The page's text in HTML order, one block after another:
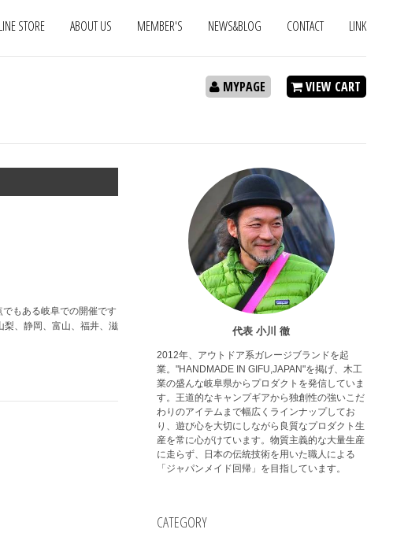
STORE ABOUT US MEMBER'S NEWS&BLOG CONTACT LINK
VIEW CART
MYPAGE
もある岐阜での開催です
梨、静岡、富山、福井、滋
代表 小川 徹
2012年、アウトドア系ガレージブランドを起
業。"HANDMADE IN GIFU,JAPAN"を掲げ、木工
業の盛んな岐阜県からプロダクトを発信していま
す。王道的なキャンプギアから独創性の強いこだ
わりのアイテムまで幅広くラインナップしてお
り、遊び心を大切にしながら良質なプロダクト生
産を常に心がけています。物質主義的な大量生産
に走らず、日本の伝統技術を用いた職人による
「ジャパンメイド回帰」を目指しています。
CATEGORY